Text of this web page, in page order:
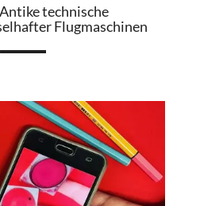
technische
Flugmaschinen